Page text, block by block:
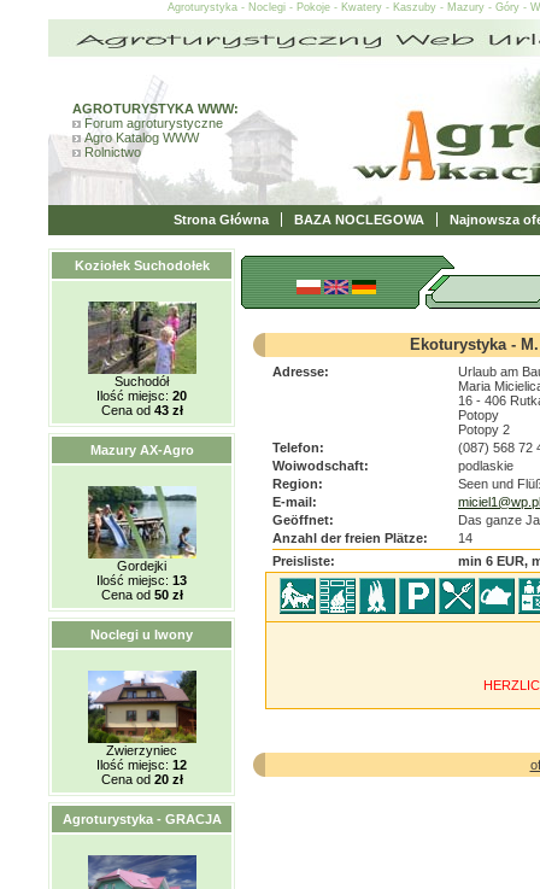
Agroturystyka - Noclegi - Pokoje - Kwatery - Kaszuby - Mazury - Góry -
AGROTURYSTYKA WWW:
Forum agroturystyczne
Agro Katalog WWW
Rolnictwo
Strona Główna BAZA NOCLEGOWA Najnowsza
Koziołek Suchodołek
Suchodół
Ilość miejsc: 20
Cena od 43 zł
Mazury AX-Agro
Gordejki
Ilość miejsc: 13
Cena od 50 zł
Noclegi u Iwony
Zwierzyniec
Ilość miejsc: 12
Cena od 20 zł
Agroturystyka - GRACJA
Ekoturystyka -
Adresse:
Urlaub am
Maria
16 - 406
Potopy
Potopy 2
Telefon:
(087) 568 72
Woiwodschaft:
podlaskie
Region:
Seen und
E-mail:
miciel1@wp.pl
Geöffnet:
Das ganze
Anzahl der freien Plätze:
14
Preisliste:
min 6 EUR,